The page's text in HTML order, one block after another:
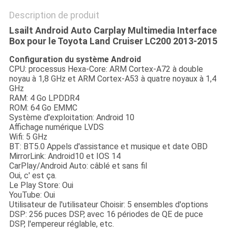
Description de produit
Lsailt Android Auto Carplay Multimedia Interface
Box pour le Toyota Land Cruiser LC200 2013-2015
Configuration du système Android
CPU: processus Hexa-Core: ARM Cortex-A72 à double
noyau à 1,8 GHz et ARM Cortex-A53 à quatre noyaux à 1,4
GHz
RAM: 4 Go LPDDR4
ROM: 64 Go EMMC
Système d'exploitation: Android 10
Affichage numérique LVDS
Wifi: 5 GHz
BT: BT5.0 Appels d'assistance et musique et date OBD
MirrorLink: Android10 et IOS 14
CarPlay/Android Auto: câblé et sans fil
Oui, c' est ça.
Le Play Store: Oui
YouTube: Oui
Utilisateur de l'utilisateur Choisir: 5 ensembles d'options
DSP: 256 puces DSP, avec 16 périodes de QE de puce
DSP, l'empereur réglable, etc.